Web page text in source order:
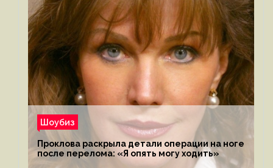
Шоубиз
Проклова раскрыла детали операции на ноге
после перелома: «Я опять могу ходить»